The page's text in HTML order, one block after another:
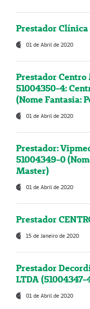
Prestador
01 de Abril de 2020
Prestador
51004350-4:
(Nome Fantasia:
01 de Abril de 2020
Prestador:
51004349-0
Master)
01 de Abril de 2020
Prestador
15 de Janeiro de 2020
Prestador
LTDA (51004347-
01 de Abril de 2020